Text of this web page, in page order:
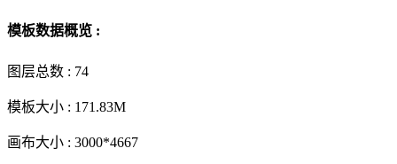
模板数据概览 :
图层总数 : 74
模板大小 : 171.83M
画布大小 : 3000*4667